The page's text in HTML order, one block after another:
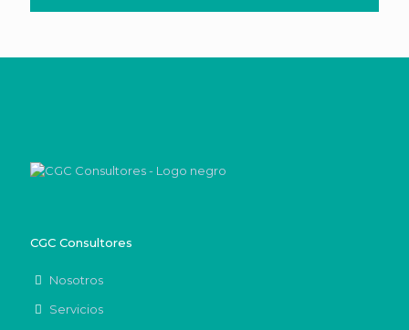
CGC Consultores
Nosotros
Servicios